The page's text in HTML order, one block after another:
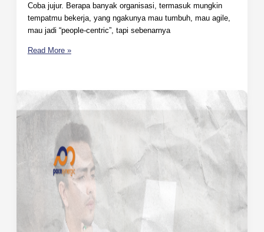
Coba jujur. Berapa banyak organisasi, termasuk mungkin
tempatmu bekerja, yang ngakunya mau tumbuh, mau agile,
mau jadi “people-centric”, tapi sebenarnya
Read More »